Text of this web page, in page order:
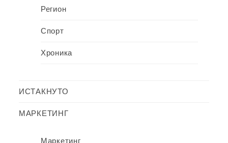
Регион
Спорт
Хроника
ИСТАКНУТО
МАРКЕТИНГ
Маркетинг